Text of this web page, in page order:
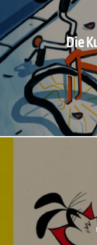
Die